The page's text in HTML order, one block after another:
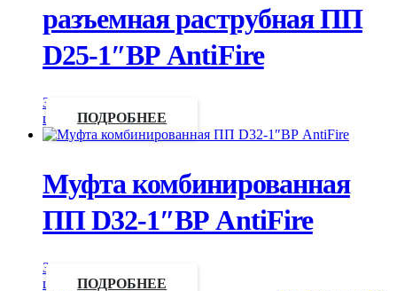
разъемная раструбная ПП
D25-1″ВР AntiFire
Запросить
цену
ПОДРОБНЕЕ
Муфта комбинированная
ПП D32-1″ВР AntiFire
Запросить
цену
ПОДРОБНЕЕ